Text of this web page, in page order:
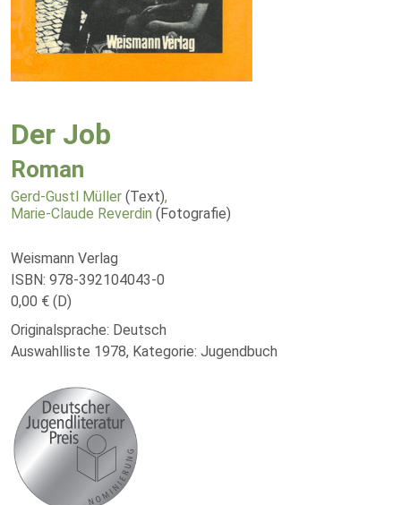
Der Job
Roman
Gerd-Gustl Müller (Text),
Marie-Claude Reverdin (Fotografie)
Weismann Verlag
ISBN: 978-392104043-0
0,00 € (D)
Originalsprache: Deutsch
Auswahlliste 1978, Kategorie: Jugendbuch